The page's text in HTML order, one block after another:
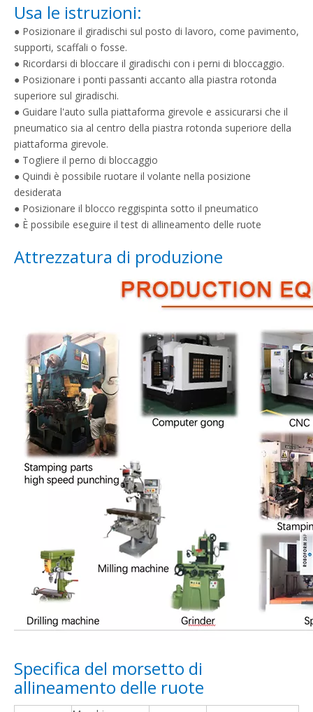
Usa le istruzioni:
● Posizionare il giradischi sul posto di lavoro, come pavimento,
supporti, scaffali o fosse.
● Ricordarsi di bloccare il giradischi con i perni di bloccaggio.
● Posizionare i ponti passanti accanto alla piastra rotonda
superiore sul giradischi.
● Guidare l'auto sulla piattaforma girevole e assicurarsi che il
pneumatico sia al centro della piastra rotonda superiore della
piattaforma girevole.
● Togliere il perno di bloccaggio
● Quindi è possibile ruotare il volante nella posizione
desiderata
● Posizionare il blocco reggispinta sotto il pneumatico
● È possibile eseguire il test di allineamento delle ruote
Attrezzatura di produzione
Specifica del morsetto di
allineamento delle ruote